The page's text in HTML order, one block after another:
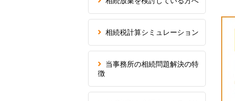
相続税計算シミュレーション
当事務所の相続問題解決の特
徴